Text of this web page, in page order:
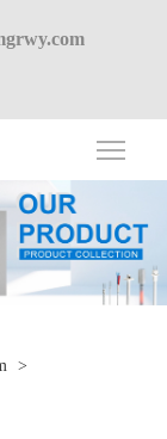
>